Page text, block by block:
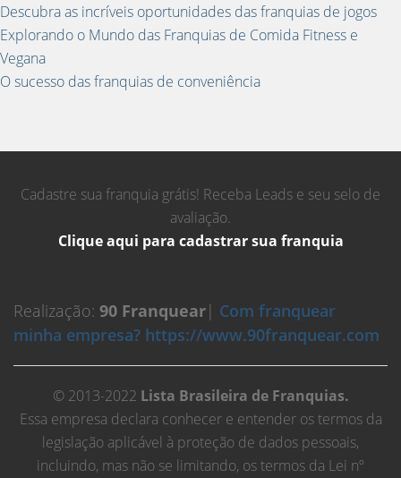
Descubra as incríveis oportunidades das franquias de jogos
Explorando o Mundo das Franquias de Comida Fitness e
Vegana
O sucesso das franquias de conveniência
Cadastre sua franquia grátis! Receba Leads e seu selo de
avaliação.
Clique aqui para cadastrar sua franquia
Realização: 90 Franquear| Com franquear
minha empresa? https://www.90franquear.com
© 2013-2022 Lista Brasileira de Franquias.
Essa empresa declara conhecer e entender os termos da
legislação aplicável à proteção de dados pessoais,
incluindo, mas não se limitando, os termos da Lei nº